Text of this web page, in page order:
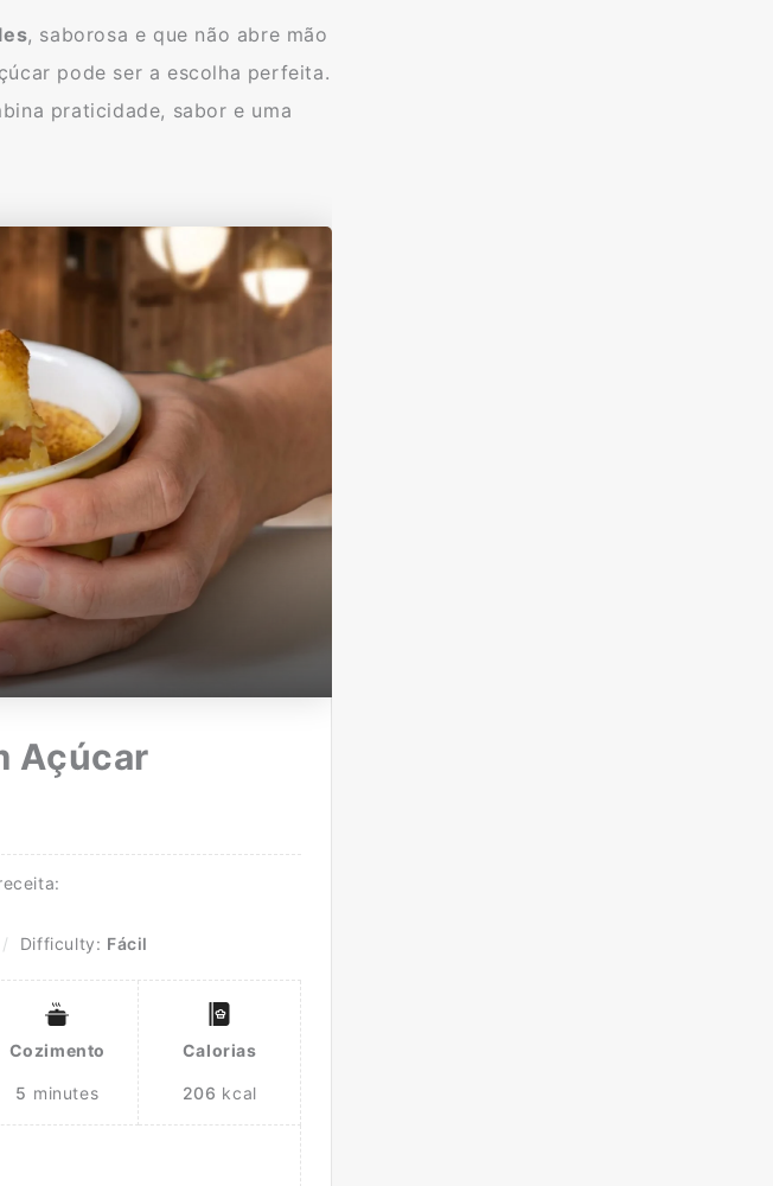
, saborosa e que não abre mão
pode ser a escolha perfeita.
praticidade, sabor e uma
Açúcar
Difficulty: Fácil
Cozimento
5 minutes
Calorias
206 kcal